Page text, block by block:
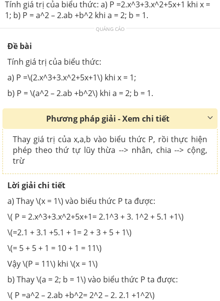
Tính giá trị của biểu thức: a) P =2.x^3+3.x^2+5x+1 khi x =
1; b) P = a^2 – 2.ab +b^2 khi a = 2; b = 1.
QUẢNG CÁO
Đề bài
Tính giá trị của biểu thức:
a) P =\(2.x^3+3.x^2+5x+1\) khi x = 1;
b) P = \(a^2 – 2.ab +b^2\) khi a = 2; b = 1.
Phương pháp giải - Xem chi tiết
Thay giá trị của x,a,b vào biểu thức P, rồi thực hiện
phép theo thứ tự lũy thừa --> nhân, chia --> cộng,
trừ
Lời giải chi tiết
a) Thay \(x = 1\) vào biểu thức P ta được:
\( P = 2.x^3+3.x^2+5x+1= 2.1^3 + 3. 1^2 + 5.1 +1\)
\(=2.1 + 3.1 +5.1 + 1= 2 + 3 + 5 + 1\)
\(= 5 + 5 + 1 = 10 + 1 = 11\)
Vậy \(P = 11\) khi \(x = 1\)
b) Thay \(a = 2; b = 1\) vào biểu thức P ta được:
\( P =a^2 – 2.ab +b^2= 2^2 – 2. 2.1 +1^2\)